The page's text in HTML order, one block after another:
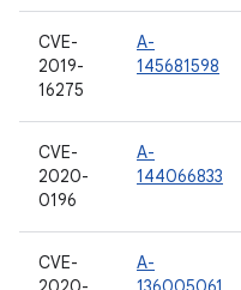
CVE-
2019-
16275
A-
145681598
CVE-
2020-
0196
A-
144066833
CVE-
A-